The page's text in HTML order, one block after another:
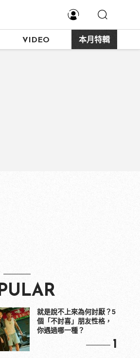
VIDEO 本月特輯
就是說不上來為何討厭？5
個「不討喜」朋友性格，
你遇過哪一種？
1